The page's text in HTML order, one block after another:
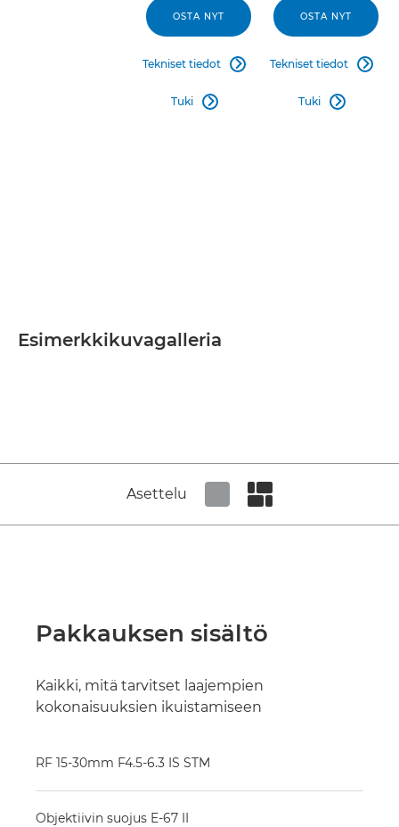
OSTA NYT
Tekniset tiedot 
Tuki 
OSTA NYT
Tekniset tiedot 
Tuki 
Esimerkkikuvagalleria
Asettelu
Pakkauksen sisältö
Kaikki, mitä tarvitset laajempien
kokonaisuuksien ikuistamiseen
RF 15-30mm F4.5-6.3 IS STM
Objektiivin suojus E-67 II